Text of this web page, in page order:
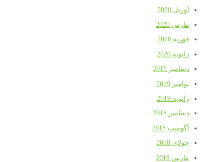
آوریل 2020
مارس 2020
فوریه 2020
ژانویه 2020
دسامبر 2019
نوامبر 2019
ژانویه 2019
دسامبر 2018
آگوست 2018
جولای 2018
مارس 2018